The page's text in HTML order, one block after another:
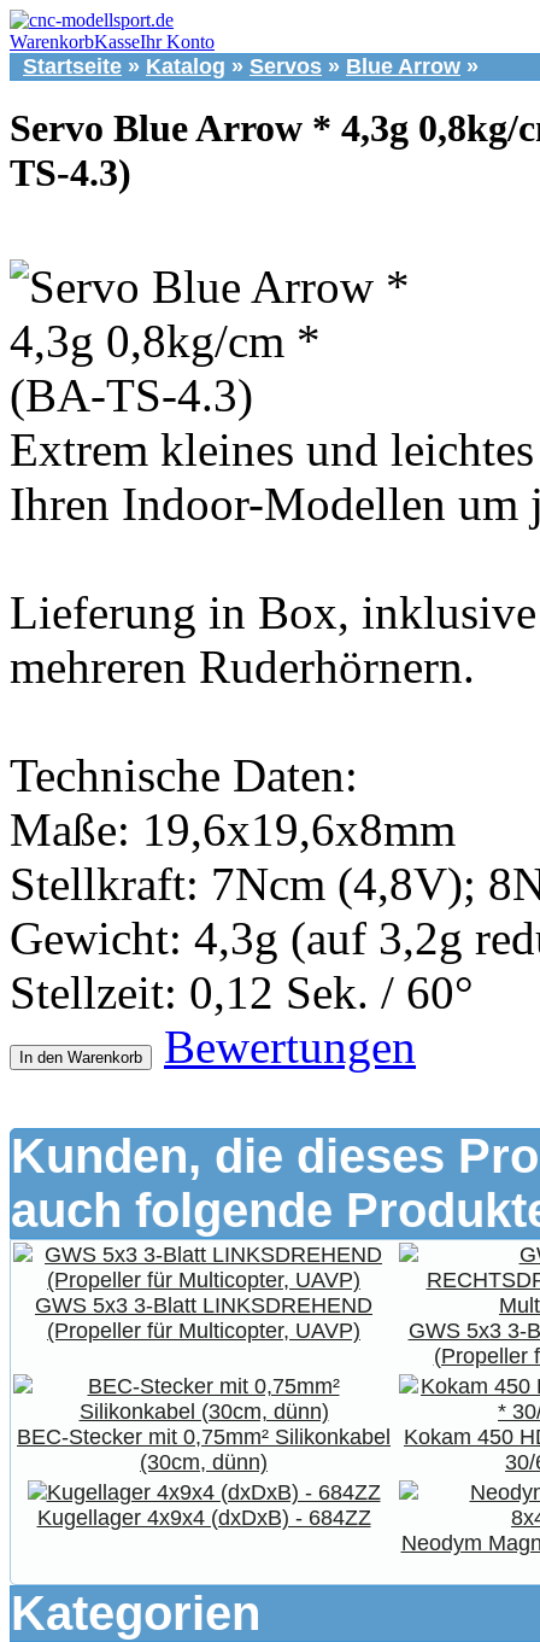
WarenkorbKasseIhr Konto
Startseite » Katalog » Servos » Blue Arrow »
Servo Blue Arrow * 4,3g 0,8kg/
TS-4.3)
Extrem kleines und
Ihren Indoor-Modellen um
Lieferung in Box,
mehreren Ruderhörnern.
Technische Daten:
Maße: 19,6x19,6x8mm
Stellkraft: 7Ncm (4,8V);
Gewicht: 4,3g (auf 3,2g
Stellzeit: 0,12 Sek. / 60°
In den Warenkorb Bewertungen
Kunden, die dieses
auch folgende
GWS 5x3 3-Blatt LINKSDREHEND
(Propeller für Multicopter, UAVP)
GWS 5x3 3-
(Propeller
BEC-Stecker mit 0,75mm² Silikonkabel
(30cm, dünn)
Kokam 450
Kugellager 4x9x4 (dxDxB) - 684ZZ
Neodym
Kategorien